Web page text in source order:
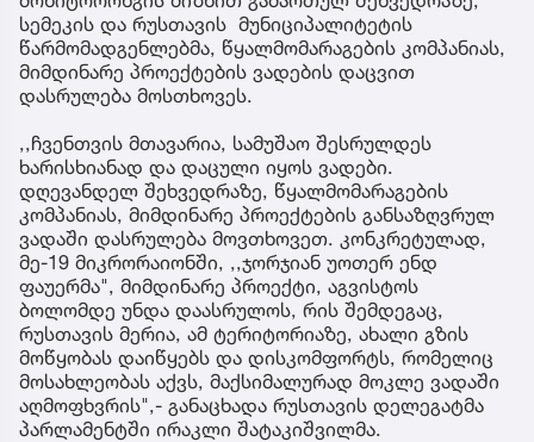
სემეკის და რუსთავის მუნიციპალიტეტის
წარმომადგენლებმა, წყალმომარაგების კომპანიას,
მიმდინარე პროექტების ვადების დაცვით
დასრულება მოსთხოვეს.
,,ჩვენთვის მთავარია, სამუშაო შესრულდეს
ხარისხიანად და დაცული იყოს ვადები.
დღევანდელ შეხვედრაზე, წყალმომარაგების
კომპანიას, მიმდინარე პროექტების განსაზღვრულ
ვადაში დასრულება მოვთხოვეთ. კონკრეტულად,
მე-19 მიკრორაიონში, ,,ჯორჯიან უოთერ ენდ
ფაუერმა", მიმდინარე პროექტი, აგვისტოს
ბოლომდე უნდა დაასრულოს, რის შემდეგაც,
რუსთავის მერია, ამ ტერიტორიაზე, ახალი გზის
მოწყობას დაიწყებს და დისკომფორტს, რომელიც
მოსახლეობას აქვს, მაქსიმალურად მოკლე ვადაში
აღმოფხვრის",- განაცხადა რუსთავის დელეგატმა
პარლამენტში ირაკლი შატაკიშვილმა.